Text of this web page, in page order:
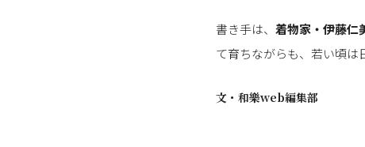
書き手は、 着物家・伊藤仁
て育ちながらも、若い頃は
文・ 和樂web編集部